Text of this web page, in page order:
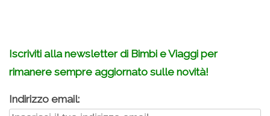
Iscriviti alla newsletter di Bimbi e Viaggi per
rimanere sempre aggiornato sulle novità!
Indirizzo email: